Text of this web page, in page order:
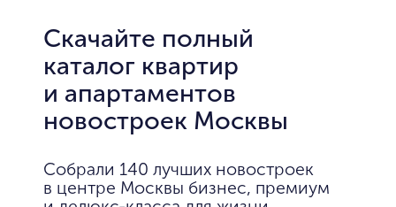
Скачайте полный
каталог квартир
и апартаментов
новостроек Москвы
Собрали 140 лучших новостроек
в центре Москвы бизнес, премиум